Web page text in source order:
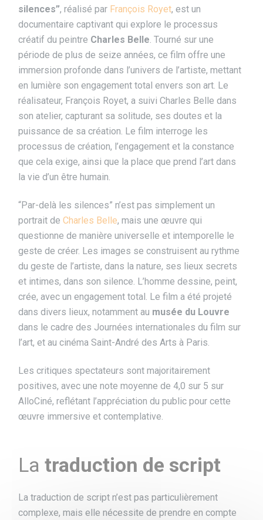
silences”, réalisé par François Royet, est un
documentaire captivant qui explore le processus
créatif du peintre Charles Belle. Tourné sur une
période de plus de seize années, ce film offre une
immersion profonde dans l’univers de l’artiste, mettant
en lumière son engagement total envers son art. Le
réalisateur, François Royet, a suivi Charles Belle dans
son atelier, capturant sa solitude, ses doutes et la
puissance de sa création. Le film interroge les
processus de création, l’engagement et la constance
que cela exige, ainsi que la place que prend l’art dans
la vie d’un être humain.
“Par-delà les silences” n’est pas simplement un
portrait de Charles Belle, mais une œuvre qui
questionne de manière universelle et intemporelle le
geste de créer. Les images se construisent au rythme
du geste de l’artiste, dans la nature, ses lieux secrets
et intimes, dans son silence. L’homme dessine, peint,
crée, avec un engagement total. Le film a été projeté
dans divers lieux, notamment au musée du Louvre
dans le cadre des Journées internationales du film sur
l’art, et au cinéma Saint-André des Arts à Paris.
Les critiques spectateurs sont majoritairement
positives, avec une note moyenne de 4,0 sur 5 sur
AlloCiné, reflétant l’appréciation du public pour cette
œuvre immersive et contemplative.
La traduction de script
La traduction de script n’est pas particulièrement
complexe, mais elle nécessite de prendre en compte